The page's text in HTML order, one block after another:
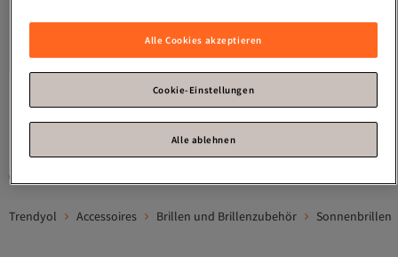
Projektinhalt # Es gibt einen Wunsch,
einen Titel mit dem Inhalt zu
erstellen, aber basierend auf den
angegebenen Informationen
„Streetball II Men Shoes GX9688“, ich
kann übersetzen, aber ohne weitere
Informationen ist der Titel nicht
detailliert oder genau wie bei
zeigt auch die Modellnummer
Marke Streetball und Herrenschuhe
60,
1
Trendyol Accessoires Brillen und Brillenzubehör Sonnenbrillen
Alle Cookies akzeptieren
Cookie-Einstellungen
Alle ablehnen